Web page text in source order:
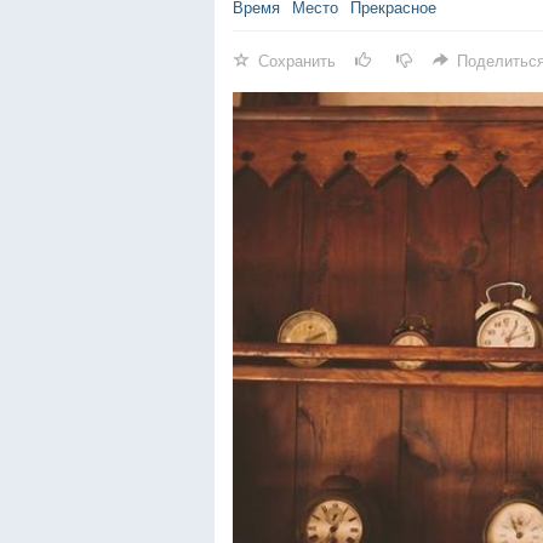
Время Место Прекрасное
Сохранить